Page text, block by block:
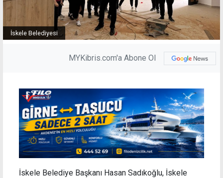
İskele Belediyesi
MYKibris.com'a Abone Ol
İskele Belediye Başkanı Hasan Sadıkoğlu, İskele